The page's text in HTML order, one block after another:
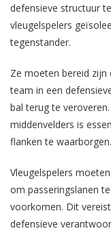
defensieve structuur
vleugelspelers
tegenstander.
Ze moeten bereid
team in een
bal terug te
middenvelders is
flanken te waarborgen.
Vleugelspelers
om passeringslanen
voorkomen. Dit
defensieve